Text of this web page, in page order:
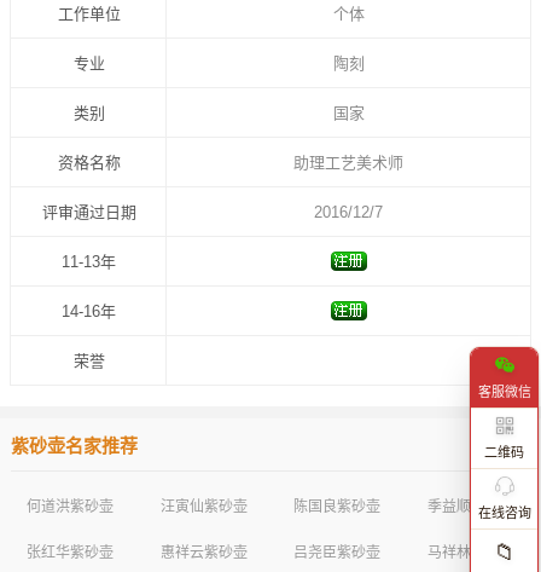
工作单位
专业
类别
资格名称
评审通过日期
11-13年
14-16年
荣誉
个体
陶刻
国家
助理工艺美术师
2016/12/7
紫砂壶名家推荐
何道洪紫砂壶 汪寅仙紫砂壶 陈国良紫砂壶 季益顺紫砂壶
张红华紫砂壶 惠祥云紫砂壶 吕尧臣紫砂壶 马祥林紫砂壶
客服微信
二维码
在线咨询
📁